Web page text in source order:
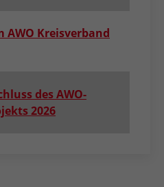
Kreisverband
des AWO-
2026